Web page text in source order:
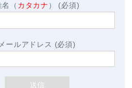
名（ カタカナ ） (必須)
メールアドレス (必須)